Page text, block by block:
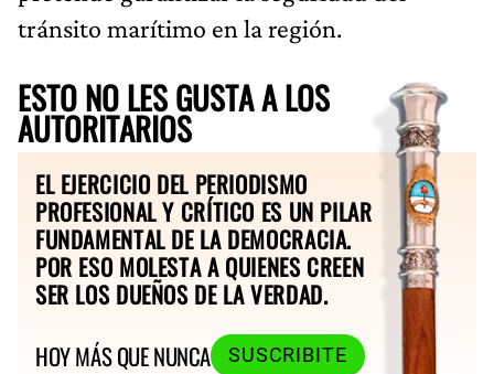
tránsito marítimo en la región.
ESTO NO LES GUSTA A LOS
AUTORITARIOS
EL EJERCICIO DEL PERIODISMO
PROFESIONAL Y CRÍTICO ES UN PILAR
FUNDAMENTAL DE LA DEMOCRACIA.
POR ESO MOLESTA A QUIENES CREEN
SER LOS DUEÑOS DE LA VERDAD.
HOY MÁS QUE NUNCA
SUSCRIBITE